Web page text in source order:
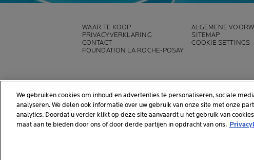
WAAR TE KOOP
ALGEMENE
PRIVACYVERKLARING
SITEMAP
CONTACT
COOKIE SETTINGS
FOUNDATION LA ROCHE-POSAY
We gebruiken cookies om inhoud en advertenties te personaliseren, sociale
analyseren. We delen ook informatie over uw gebruik van onze site met onze
analytics. Doordat u verder klikt op deze site aanvaardt u het gebruik van
maat aan te bieden door ons of door derde partijen in opdracht van ons.